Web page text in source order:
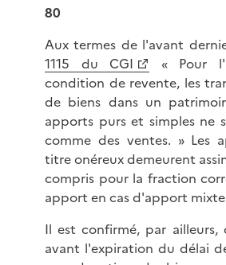
80
Aux termes de l'avant
1115 du CGI
« Pour
condition de revente, les
de biens dans un
apports purs et simples ne
comme des ventes. » Les
titre onéreux demeurent
compris pour la fraction
apport en cas d'apport
Il est confirmé, par
avant l'expiration du délai